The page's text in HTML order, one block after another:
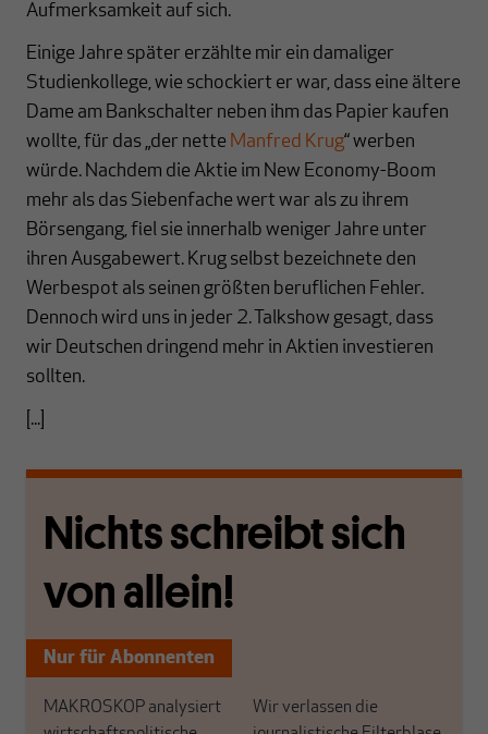
Aufmerksamkeit auf sich.
Einige Jahre später erzählte mir ein damaliger
Studienkollege, wie schockiert er war, dass eine ältere
Dame am Bankschalter neben ihm das Papier kaufen
wollte, für das „der nette Manfred Krug“ werben
würde. Nachdem die Aktie im New Economy-Boom
mehr als das Siebenfache wert war als zu ihrem
Börsengang, fiel sie innerhalb weniger Jahre unter
ihren Ausgabewert. Krug selbst bezeichnete den
Werbespot als seinen größten beruflichen Fehler.
Dennoch wird uns in jeder 2. Talkshow gesagt, dass
wir Deutschen dringend mehr in Aktien investieren
sollten.
[...]
Nichts schreibt sich
von allein!
Nur für Abonnenten
MAKROSKOP analysiert
Wir verlassen die